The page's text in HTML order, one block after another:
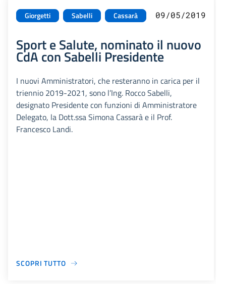
Giorgetti Sabelli Cassarà 09/05/2019
Sport e Salute, nominato il nuovo
CdA con Sabelli Presidente
I nuovi Amministratori, che resteranno in carica per il
triennio 2019-2021, sono l’Ing. Rocco Sabelli,
designato Presidente con funzioni di Amministratore
Delegato, la Dott.ssa Simona Cassarà e il Prof.
Francesco Landi.
SCOPRI TUTTO